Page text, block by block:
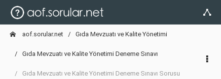
aof.sorular.net Gıda Mevzuatı ve Kalite Yönetimi
Gıda Mevzuatı ve Kalite Yönetimi Deneme Sınavı
Gıda Mevzuatı ve Kalite Yönetimi Deneme Sınavı Sorusu